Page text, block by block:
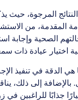
المرجوة،
المقدمة، من
الصحية وإجابة
اختيار عيادة ذات
هي الدقة في تنفيذ
إلى ذلك،
جذابًا للراغبين